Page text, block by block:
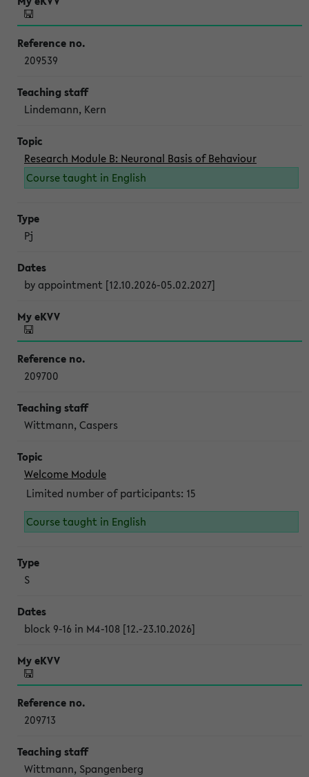
209539
Lindemann, Kern
Research Module B: Neuronal Basis of Behaviour
Course taught in English
Pj
by appointment [12.10.2026-05.02.2027]
209700
Wittmann, Caspers
Welcome Module
Limited number of participants: 15
Course taught in English
S
block 9-16 in M4-108 [12.-23.10.2026]
209713
Wittmann, Spangenberg